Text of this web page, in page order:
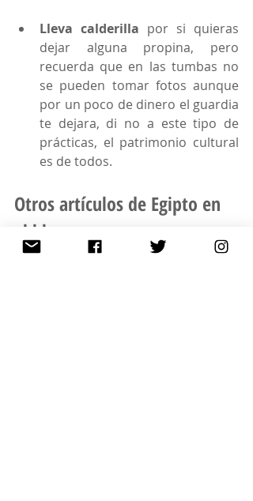
Lleva calderilla por si quieras
dejar alguna propina, pero
recuerda que en las tumbas no
se pueden tomar fotos aunque
por un poco de dinero el guardia
te dejara, di no a este tipo de
prácticas, el patrimonio cultural
es de todos.
Otros artículos de Egipto en
el blog